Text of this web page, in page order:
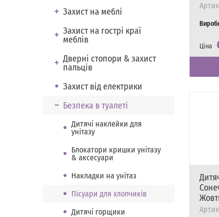
Захист на меблі
Захист на гострі краї
меблів
Дверні стопори & захист
пальців
Захист від електрики
Безпека в туалеті
Дитячі наклейки для
унітазу
Блокатори кришки унітазу
& аксесуари
Накладки на унітаз
Пісуари для хлопчиків
Дитячі горщики
Ціна
Є в